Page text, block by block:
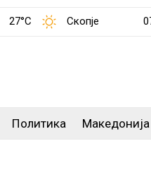
27°C Скопје
Политика Македонија